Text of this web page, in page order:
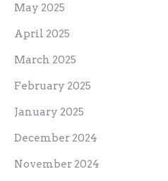
May 2025
April 2025
March 2025
February 2025
January 2025
December 2024
November 2024